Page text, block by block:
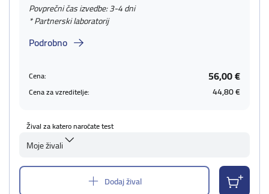
Povprečni čas izvedbe: 3-4 dni
* Partnerski laboratorij
Podrobno
Cena: 56,00 €
Cena za vzreditelje: 44,80 €
Žival za katero naročate test
Moje živali
Dodaj žival